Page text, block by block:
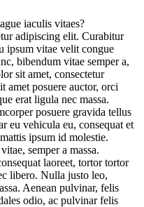
iaculis vitaes?
adipiscing elit. Curabitur
ipsum vitae velit congue
bibendum vitae semper a,
sit amet, consectetur
posuere auctor, orci
erat ligula nec massa.
posuere gravida tellus
eu vehicula eu, consequat et
ipsum id molestie.
semper a massa.
laoreet, tortor tortor
libero. Nulla justo leo,
Aenean pulvinar, felis
odio, ac pulvinar felis